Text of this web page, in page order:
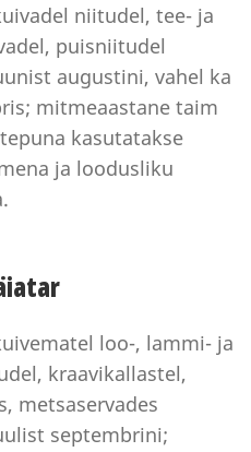
niitudel, tee- ja
puisniitudel
augustini, vahel ka
mitmeaastane taim
kasutatakse
ja loodusliku
loo-, lammi- ja
kraavikallastel,
metsaservades
septembrini;